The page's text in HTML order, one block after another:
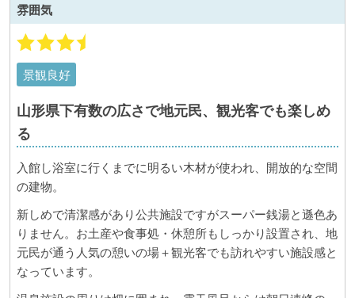
雰囲気
景観良好
山形県下有数の広さで地元民、観光客でも楽しめ
る
入館し浴室に行くまでに明るい木材が使われ、開放的な空間
の建物。
新しめで清潔感があり公共施設ですがスーパー銭湯と遜色あ
りません。お土産や食事処・休憩所もしっかり設置され、地
元民が通う人気の憩いの場＋観光客でも訪れやすい施設感と
なっています。